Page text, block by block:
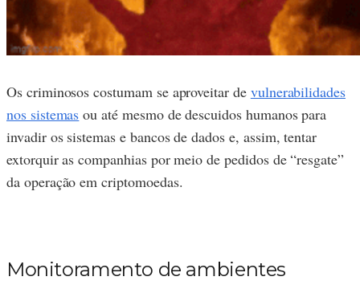
Os criminosos costumam se aproveitar de vulnerabilidades
nos sistemas ou até mesmo de descuidos humanos para
invadir os sistemas e bancos de dados e, assim, tentar
extorquir as companhias por meio de pedidos de “resgate”
da operação em criptomoedas.
Monitoramento de ambientes